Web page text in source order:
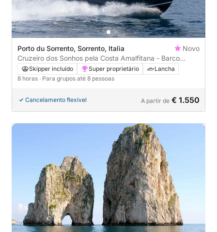
Porto du Sorrento, Sorrento, Italia
Novo
Cruzeiro dos Sonhos pela Costa Amalfitana - Barco
Privado saindo de Sorrento
Skipper incluído Super proprietário
Lancha
8 horas · Para grupos até 8 pessoas
Cancelamento flexível A partir de € 1.550